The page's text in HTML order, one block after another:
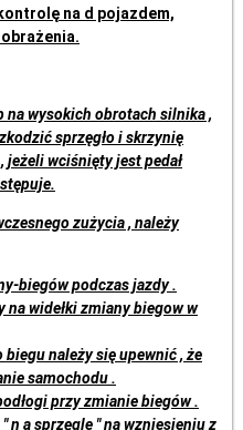
na d pojazdem,
na wysokich obrotach silnika ,
sprzęgło i skrzynię
jeżeli wciśnięty jest pedał
zużycia , należy
biegów podczas jazdy .
na widełki zmiany biegow w
należy się upewnić , że
samochodu .
przy zmianie biegów .
n a sprzęgle " na wzniesieniu z